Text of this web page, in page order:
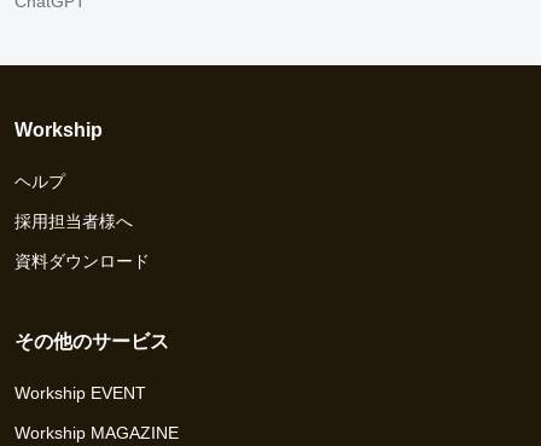
Workship
ヘルプ
採用担当者様へ
資料ダウンロード
その他のサービス
Workship EVENT
Workship MAGAZINE